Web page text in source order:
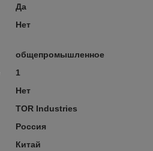
Да
Нет
общепромышленное
1
Нет
TOR Industries
Россия
Китай